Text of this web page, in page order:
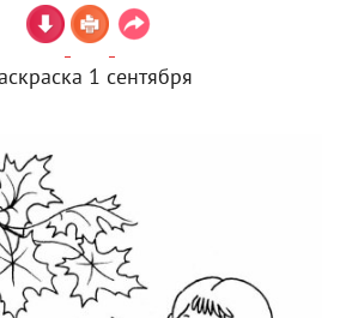
1 сентября